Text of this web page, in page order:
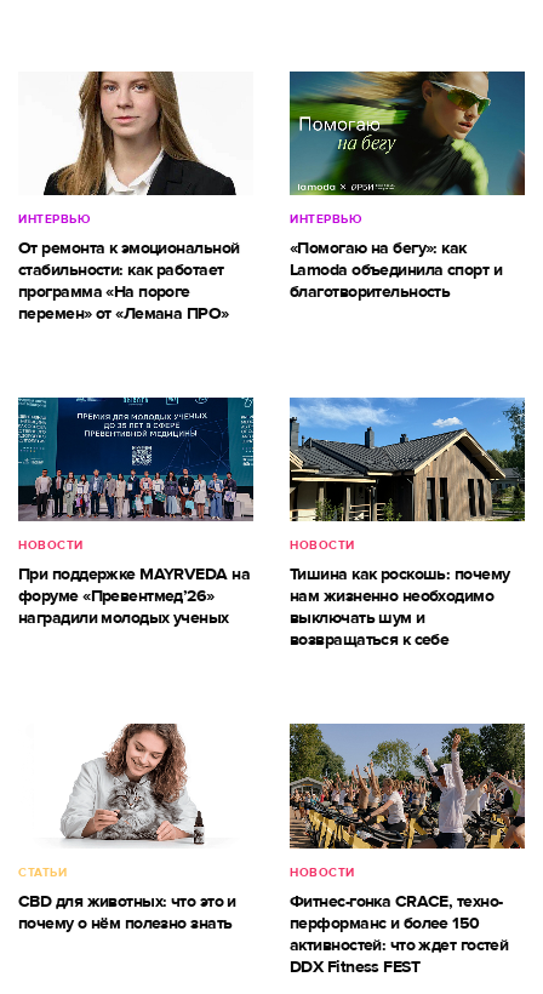
ИНТЕРВЬЮ
От ремонта к эмоциональной
стабильности: как работает
программа «На пороге
перемен» от «Лемана ПРО»
ИНТЕРВЬЮ
«Помогаю на бегу»: как
Lamoda объединила спорт и
благотворительность
НОВОСТИ
При поддержке MAYRVEDA на
форуме «Превентмед’26»
наградили молодых ученых
НОВОСТИ
Тишина как роскошь: почему
нам жизненно необходимо
выключать шум и
возвращаться к себе
СТАТЬИ
CBD для животных: что это и
почему о нём полезно знать
НОВОСТИ
Фитнес-гонка CRACE, техно-
перформанс и более 150
активностей: что ждет гостей
DDX Fitness FEST